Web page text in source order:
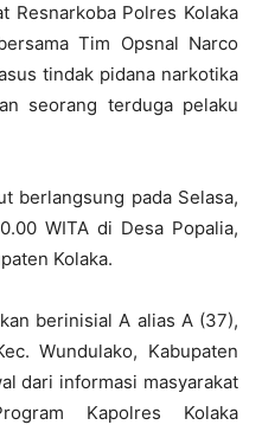
Resnarkoba Polres Kolaka
Tim Opsnal Narco
tindak pidana narkotika
seorang terduga pelaku
berlangsung pada Selasa,
WITA di Desa Popalia,
Kolaka.
berinisial A alias A (37),
Wundulako, Kabupaten
dari informasi masyarakat
Kapolres Kolaka